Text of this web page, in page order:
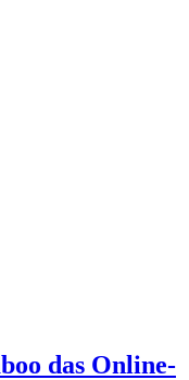
das Online-